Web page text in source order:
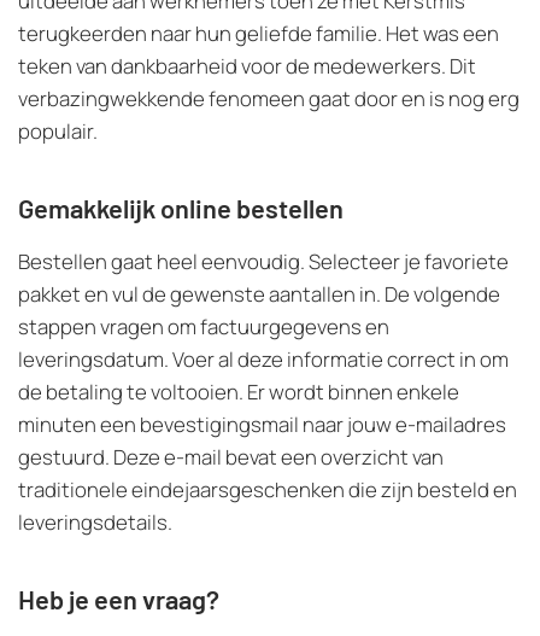
terugkeerden naar hun geliefde familie. Het was een
teken van dankbaarheid voor de medewerkers. Dit
verbazingwekkende fenomeen gaat door en is nog erg
populair.
Gemakkelijk online bestellen
Bestellen gaat heel eenvoudig. Selecteer je favoriete
pakket en vul de gewenste aantallen in. De volgende
stappen vragen om factuurgegevens en
leveringsdatum. Voer al deze informatie correct in om
de betaling te voltooien. Er wordt binnen enkele
minuten een bevestigingsmail naar jouw e-mailadres
gestuurd. Deze e-mail bevat een overzicht van
traditionele eindejaarsgeschenken die zijn besteld en
leveringsdetails.
Heb je een vraag?